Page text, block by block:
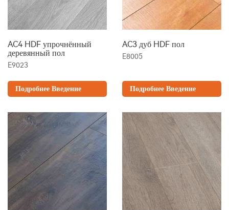
AC4 HDF упрочнённый
деревянный пол
E9023
Подробнее Введение
AC3 дуб HDF пол
E8005
Подробнее Введение